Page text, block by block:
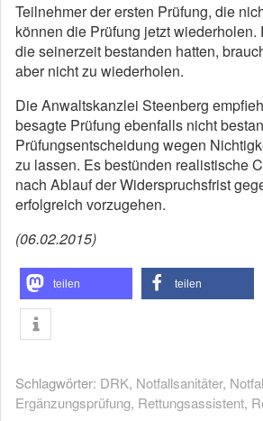
Teilnehmer der ersten Prüfung, die
können die Prüfung jetzt wiederholen.
die seinerzeit bestanden hatten,
aber nicht zu wiederholen.
Die Anwaltskanzlei Steenberg
besagte Prüfung ebenfalls nicht
Prüfungsentscheidung wegen
zu lassen. Es bestünden realistische
nach Ablauf der Widerspruchsfrist
erfolgreich vorzugehen.
(06.02.2015)
teilen teilen
Schlagwörter: DRK, Notfallsanitäter,
Ergänzungsprüfung, Rettungsassistent,